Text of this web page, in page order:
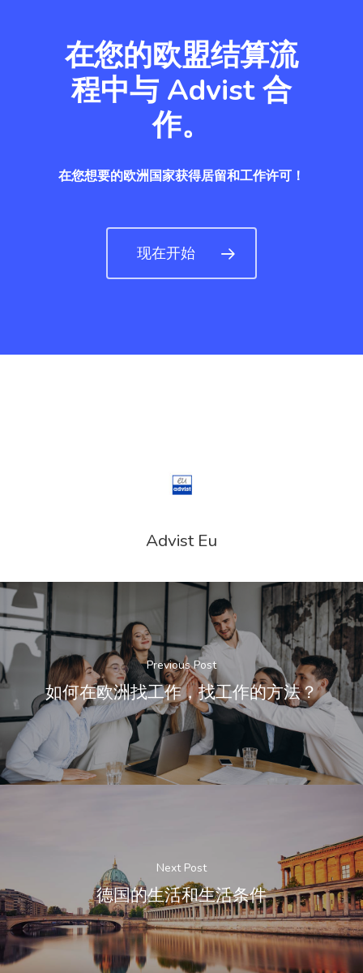
在您的欧盟结算流
程中与 Advist 合
作。
在您想要的欧洲国家获得居留和工作许可！
现在开始
Advist Eu
Previous Post
如何在欧洲找工作，找工作的方法？
Next Post
德国的生活和生活条件
爱沙尼亚个人
者计划
结帐结果
芬兰
英国创新者和